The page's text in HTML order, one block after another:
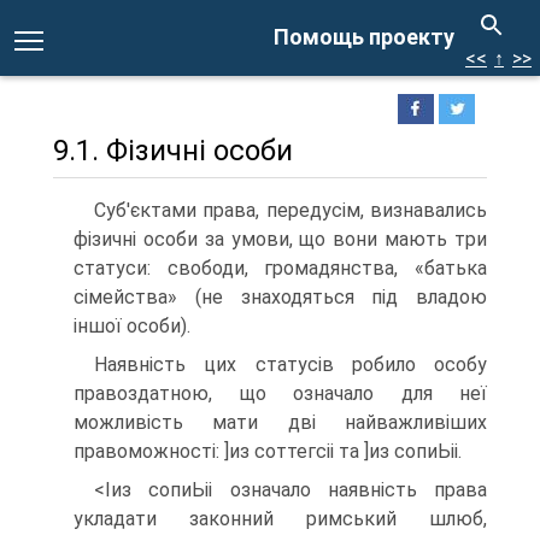
Помощь проекту
<< ↑ >>
9.1. Фізичні особи
Суб'єктами права, передусім, визнавались
фізичні особи за умови, що вони мають три
статуси: свободи, громадянства, «батька
сімейства» (не знаходяться під владою
іншої особи).
Наявність цих статусів робило особу
правоздатною, що означало для неї
можливість мати дві найважливіших
правоможності: ]из соттегсіі та ]из сопиЬіі.
<Іиз сопиЬіі означало наявність права
укладати законний римський шлюб,